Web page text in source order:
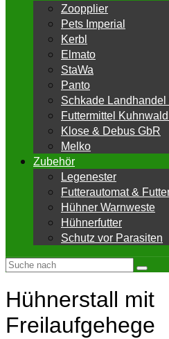
Zoopplier
Pets Imperial
Kerbl
Elmato
StaWa
Panto
Schkade Landhandel
Futtermittel
Klose & Debus GbR
Melko
Zubehör
Legenester
Futterautomat &
Hühner Warnweste
Hühnerfutter
Schutz vor Parasiten
Hühnerstall mit
Freilaufgehege